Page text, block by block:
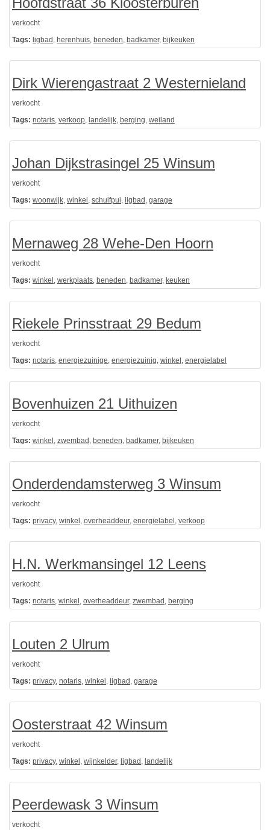
verkocht
Tags: ligbad , herenhuis, beneden, badkamer, bijkeuken
Dirk Wierengastraat 2 Westernieland
verkocht
Tags: notaris, verkoop, landelijk, berging, weiland
Johan Dijkstrasingel 25 Winsum
verkocht
Tags: woonwijk, winkel , schuifpui, ligbad , garage
Mernaweg 28 Wehe-Den Hoorn
verkocht
Tags: winkel , werkplaats, beneden, badkamer, keuken
Riekele Prinsstraat 29 Bedum
verkocht
Tags: notaris, energiezuinige, energiezuinig, winkel , energielabel
Bovenhuizen 21 Uithuizen
verkocht
Tags: winkel , zwembad , beneden, badkamer, bijkeuken
Onderdendamsterweg 3 Winsum
verkocht
Tags: privacy, winkel , overheaddeur, energielabel , verkoop
H.N. Werkmansingel 12 Leens
verkocht
Tags: notaris, winkel , overheaddeur, zwembad , berging
Louten 2 Ulrum
verkocht
Tags: privacy, notaris, winkel , ligbad , garage
Oosterstraat 42 Winsum
verkocht
Tags: privacy, winkel , wijnkelder, ligbad , landelijk
Peerdewask 3 Winsum
verkocht